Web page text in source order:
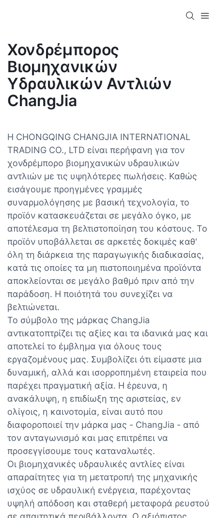
Χονδρέμπορος
Βιομηχανικών
Υδραυλικών Αντλιών
ChangJia
Η CHONGQING CHANGJIA INTERNATIONAL
TRADING CO., LTD είναι περήφανη για τον
χονδρέμπορο βιομηχανικών υδραυλικών
αντλιών με τις υψηλότερες πωλήσεις. Καθώς
εισάγουμε προηγμένες γραμμές
συναρμολόγησης με βασική τεχνολογία, το
προϊόν κατασκευάζεται σε μεγάλο όγκο, με
αποτέλεσμα τη βελτιστοποίηση του κόστους. Το
προϊόν υποβάλλεται σε αρκετές δοκιμές καθ'
όλη τη διάρκεια της παραγωγικής διαδικασίας,
κατά τις οποίες τα μη πιστοποιημένα προϊόντα
αποκλείονται σε μεγάλο βαθμό πριν από την
παράδοση. Η ποιότητά του συνεχίζει να
βελτιώνεται.
Το σύμβολο της μάρκας ChangJia
αντικατοπτρίζει τις αξίες και τα ιδανικά μας και
αποτελεί το έμβλημα για όλους τους
εργαζομένους μας. Συμβολίζει ότι είμαστε μια
δυναμική, αλλά και ισορροπημένη εταιρεία που
παρέχει πραγματική αξία. Η έρευνα, η
ανακάλυψη, η επιδίωξη της αριστείας, εν
ολίγοις, η καινοτομία, είναι αυτό που
διαφοροποιεί την μάρκα μας - ChangJia - από
τον ανταγωνισμό και μας επιτρέπει να
προσεγγίσουμε τους καταναλωτές.
Οι βιομηχανικές υδραυλικές αντλίες είναι
απαραίτητες για τη μετατροπή της μηχανικής
ισχύος σε υδραυλική ενέργεια, παρέχοντας
υψηλή απόδοση και σταθερή μεταφορά ρευστού